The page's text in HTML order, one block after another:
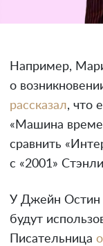
Например,
о
рассказал, что
«Машина
сравнить
с «2001»
У Джейн Остин
будут
Писательница